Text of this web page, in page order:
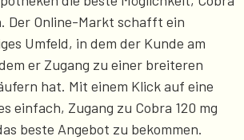
Der Online-Markt schafft ein
Umfeld, in dem der Kunde am
er Zugang zu einer breiteren
hat. Mit einem Klick auf eine
einfach, Zugang zu Cobra 120 mg
beste Angebot zu bekommen.